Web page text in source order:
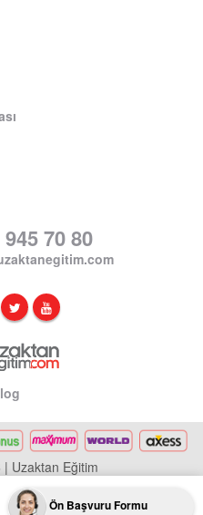
Ön Başvuru Formu
70 80
Uzaktan Eğitim